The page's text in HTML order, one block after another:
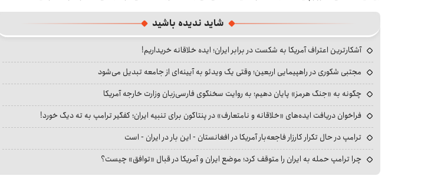
شاید ندیده باشید
آشکارترین اعتراف آمریکا به شکست در برابر ایران؛ ایده خلاقانه خریداریم!
مجتبی شکوری در راهپیمایی اربعین؛ وقتی یک ویدئو به آیینه‌ای از جامعه تبدیل می‌شود
چگونه به «جنگ هرمز» پایان دهیم؛ به روایت سخنگوی فارسی‌زبان وزارت خارجه آمریکا
فراخوان دریافت ایده‌های «خلاقانه و نامتعارف» در پنتاگون برای تنبیه ایران؛ کفگیر ترامپ به ته دیگ خورد!
ترامپ در حال تکرار کارزار فاجعه‌بار آمریکا در افغانستان - این بار در ایران - است
چرا ترامپ حمله به ایران را متوقف کرد؛ موضع ایران و آمریکا در قبال «توافق» چیست؟